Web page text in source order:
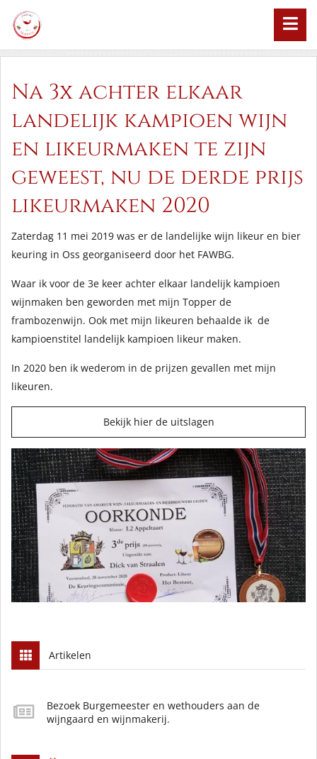
Na 3x achter elkaar
landelijk kampioen wijn
en likeurmaken te zijn
geweest, nu de derde prijs
likeurmaken 2020
Zaterdag 11 mei 2019 was er de landelijke wijn likeur en bier
keuring in Oss georganiseerd door het FAWBG.
Waar ik voor de 3e keer achter elkaar landelijk kampioen
wijnmaken ben geworden met mijn Topper de
frambozenwijn. Ook met mijn likeuren behaalde ik de
kampioenstitel landelijk kampioen likeur maken.
In 2020 ben ik wederom in de prijzen gevallen met mijn
likeuren.
Bekijk hier de uitslagen
Artikelen
Bezoek Burgemeester en wethouders aan de
wijngaard en wijnmakerij.